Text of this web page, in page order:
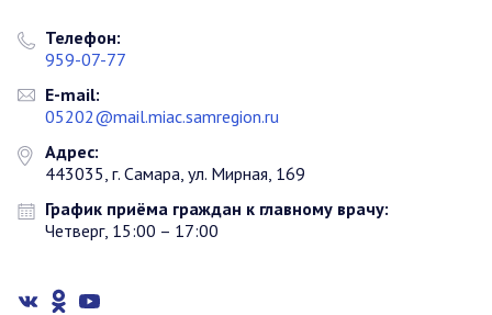
Телефон:
959-07-77
E-mail:
05202@mail.miac.samregion.ru
Адрес:
443035, г. Самара, ул. Мирная, 169
График приёма граждан к главному врачу:
Четверг, 15:00 – 17:00